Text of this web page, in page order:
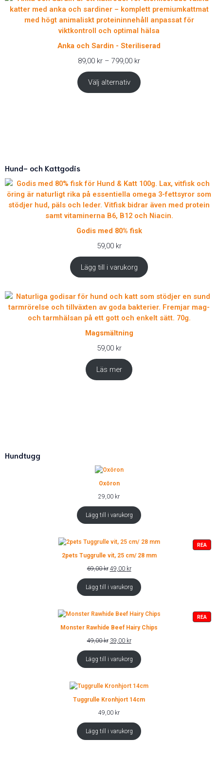
Anka och Sardin - Steriliserad
89,00 kr – 799,00 krPrisintervall:
till
799,00 kr
Välj alternativ
Hund- och Kattgodis
Godis med 80% fisk
59,00 kr
Lägg till i varukorg
Magsmältning
59,00 kr
Läs mer
Hundtugg
Oxöron
29,00 kr
Lägg till i varukorg
REA
PÅ
2pets Tuggrulle vit, 25 cm/ 28 mm
69,00kr Det
priset
49,00 krDet
priset
är:
Lägg till i varukorg
REA
PÅ
Monster Rawhide Beef Hairy Chips
49,00kr Det
priset
39,00 krDet
priset
är:
Lägg till i varukorg
Tuggrulle Kronhjort 14cm
49,00 kr
Lägg till i varukorg